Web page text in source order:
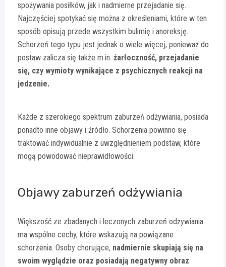
spożywania posiłków, jak i nadmierne przejadanie się.
Najczęściej spotykać się można z określeniami, które w ten
sposób opisują przede wszystkim bulimię i anoreksję.
Schorzeń tego typu jest jednak o wiele więcej, ponieważ do
postaw zalicza się także m.in. żarłoczność, przejadanie
się, czy wymioty wynikające z psychicznych reakcji na
jedzenie.
Każde z szerokiego spektrum zaburzeń odżywiania, posiada
ponadto inne objawy i źródło. Schorzenia powinno się
traktować indywidualnie z uwzględnieniem podstaw, które
mogą powodować nieprawidłowości.
Objawy zaburzeń odżywiania
Większość ze zbadanych i leczonych zaburzeń odżywiania
ma wspólne cechy, które wskazują na powiązane
schorzenia. Osoby chorujące, nadmiernie skupiają się na
swoim wyglądzie oraz posiadają negatywny obraz